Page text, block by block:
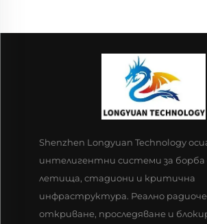
Shenzhen Longyuan Technology
интелигентни системи за борба
летища, стадиони и критична
инфраструктура. Реално
откриване, проследяване и